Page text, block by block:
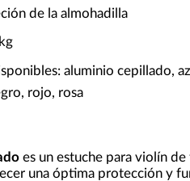
de la almohadilla
aluminio cepillado,
rojo, rosa
es un estuche para violín
una óptima protección y